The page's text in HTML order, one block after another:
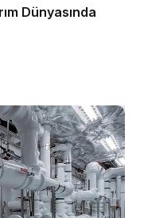
Dünyasında